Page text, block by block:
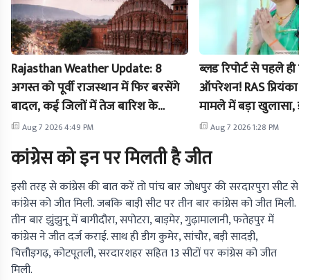
Rajasthan Weather Update: 8
अगस्त को पूर्वी राजस्थान में फिर बरसेंगे
बादल, कई जिलों में तेज बारिश के
आसार
Aug 7 2026 4:49 PM
ब्लड रिपोर्ट से पहले ही
ऑपरेशन! RAS प्रियंका
मामले में बड़ा खुलासा,
दर्ज हुई FIR
Aug 7 2026 1:28 PM
कांग्रेस को इन पर मिलती है जीत
इसी तरह से कांग्रेस की बात करें तो पांच बार जोधपुर की सरदारपुरा सीट से
कांग्रेस को जीत मिली. जबकि बाड़ी सीट पर तीन बार कांग्रेस को जीत मिली.
तीन बार झुंझुनू में बागीदौरा, सपोटरा, बाड़मेर, गुढ़ामालानी, फतेहपुर में
कांग्रेस ने जीत दर्ज कराई. साथ ही डीग कुमेर, सांचौर, बड़ी सादड़ी,
चित्तौड़गढ़, कोटपूतली, सरदारशहर सहित 13 सीटों पर कांग्रेस को जीत
मिली.